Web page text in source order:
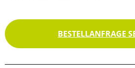
BESTELLANFRAGE